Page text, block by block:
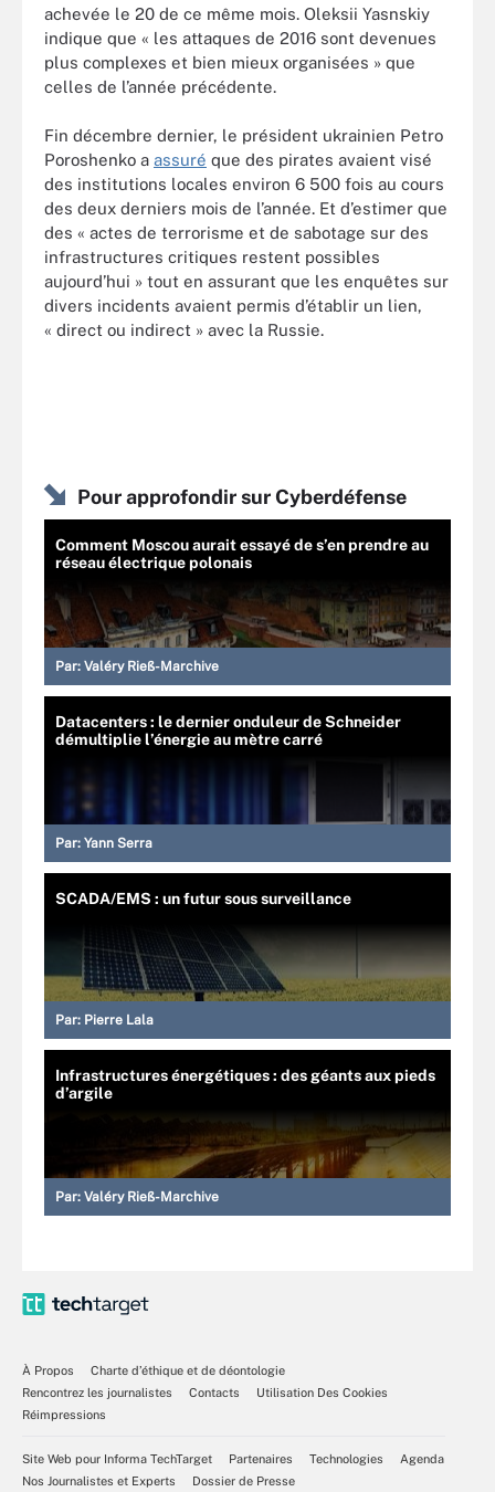
achevée le 20 de ce même mois. Oleksii Yasnskiy
indique que « les attaques de 2016 sont devenues
plus complexes et bien mieux organisées » que
celles de l’année précédente.
Fin décembre dernier, le président ukrainien Petro
Poroshenko a assuré que des pirates avaient visé
des institutions locales environ 6 500 fois au cours
des deux derniers mois de l’année. Et d’estimer que
des « actes de terrorisme et de sabotage sur des
infrastructures critiques restent possibles
aujourd’hui » tout en assurant que les enquêtes sur
divers incidents avaient permis d’établir un lien,
« direct ou indirect » avec la Russie.
Pour approfondir sur Cyberdéfense
Comment Moscou aurait essayé de s’en prendre au
réseau électrique polonais
Par: Valéry Rieß-Marchive
Datacenters : le dernier onduleur de Schneider
démultiplie l’énergie au mètre carré
Par: Yann Serra
SCADA/EMS : un futur sous surveillance
Par: Pierre Lala
Infrastructures énergétiques : des géants aux pieds
d’argile
Par: Valéry Rieß-Marchive
À Propos
Charte d’éthique et de déontologie
Rencontrez les journalistes
Contacts
Utilisation Des Cookies
Réimpressions
Site Web pour Informa TechTarget Partenaires Technologies
Agenda
Nos Journalistes et Experts
Dossier de Presse